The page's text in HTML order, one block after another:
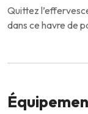
Quittez
dans ce havre de